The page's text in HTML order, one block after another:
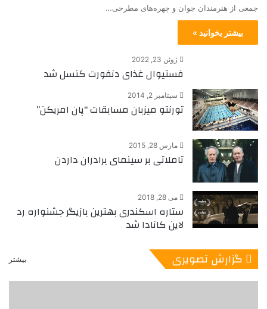
جمعی از هنرمندان جوان و چهره‌های مطرحی…
بیشتر بخوانید »
ژوئن 23, 2022
فستیوال غذای دنفورت کنسل شد
سپتامبر 2, 2014
تورنتو ميزبان مسابقات “پان امريكن”
مارس 28, 2015
تاملاتی بر سینمای برادران داردن
می 28, 2018
ستاره اسکندری بهترین بازیگر جشنواره رد
لاین کانادا شد
گزارش تصویری بیشتر